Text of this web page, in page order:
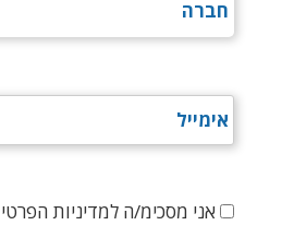
אני מסכימ/ה למדיניות